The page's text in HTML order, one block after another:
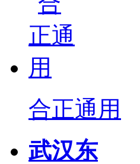
合正通用
武汉东